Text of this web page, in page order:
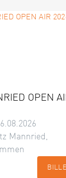
OPEN
Mannried,